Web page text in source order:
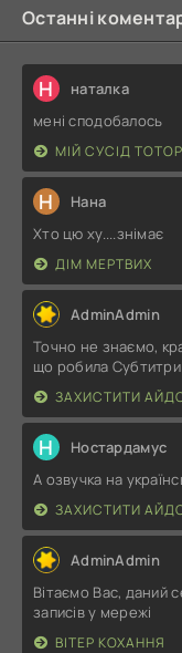
Останні
Н наталка
мені сподобалось
МІЙ СУСІД
Н Нана
Хто цю ху....знімає
ДІМ МЕРТВИХ
AdminAdmin
Точно не знаємо,
що робила Субтитри
ЗАХИСТИТИ
Н Ностардамус
А озвучка на
ЗАХИСТИТИ
AdminAdmin
Вітаємо Вас, даний
записів у мережі
ВІТЕР КОХАННЯ